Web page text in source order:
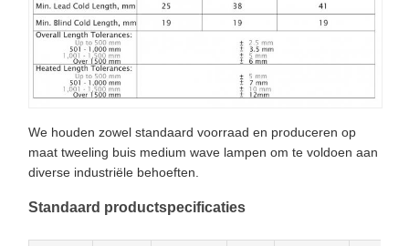
We houden zowel standaard voorraad en produceren op
maat tweeling buis medium wave lampen om te voldoen aan
diverse industriële behoeften.
Standaard productspecificaties